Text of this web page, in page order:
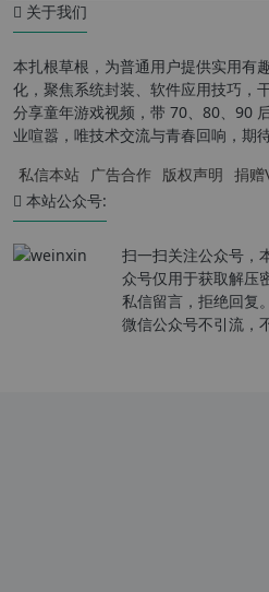
关于我们
本扎根草根，为普通用户提供实用有
化，聚焦系统封装、软件应用技巧，
分享童年游戏视频，带 70、80、90
业喧嚣，唯技术交流与青春回响，期
私信本站 广告合作 版权声明 捐赠
本站公众号:
扫一扫关注公众号，
众号仅用于获取解压
私信留言，拒绝回复。
微信公众号不引流，